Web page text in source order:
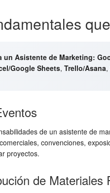
un Asistente de Marketing:
Google Sheets, Trello/Asana,
de un asistente de
convenciones,
proyectos.
de Materiales